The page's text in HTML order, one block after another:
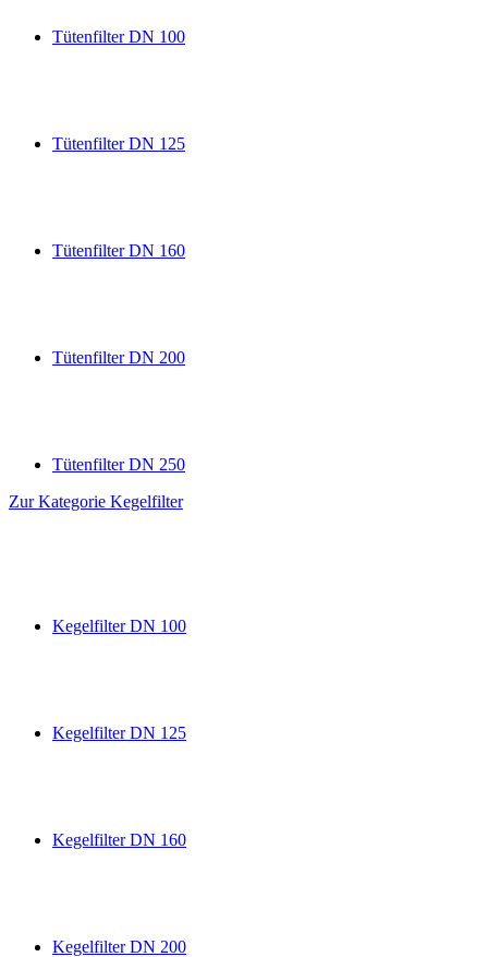
Tütenfilter DN 100
Tütenfilter DN 125
Tütenfilter DN 160
Tütenfilter DN 200
Tütenfilter DN 250
Zur Kategorie Kegelfilter
Kegelfilter DN 100
Kegelfilter DN 125
Kegelfilter DN 160
Kegelfilter DN 200